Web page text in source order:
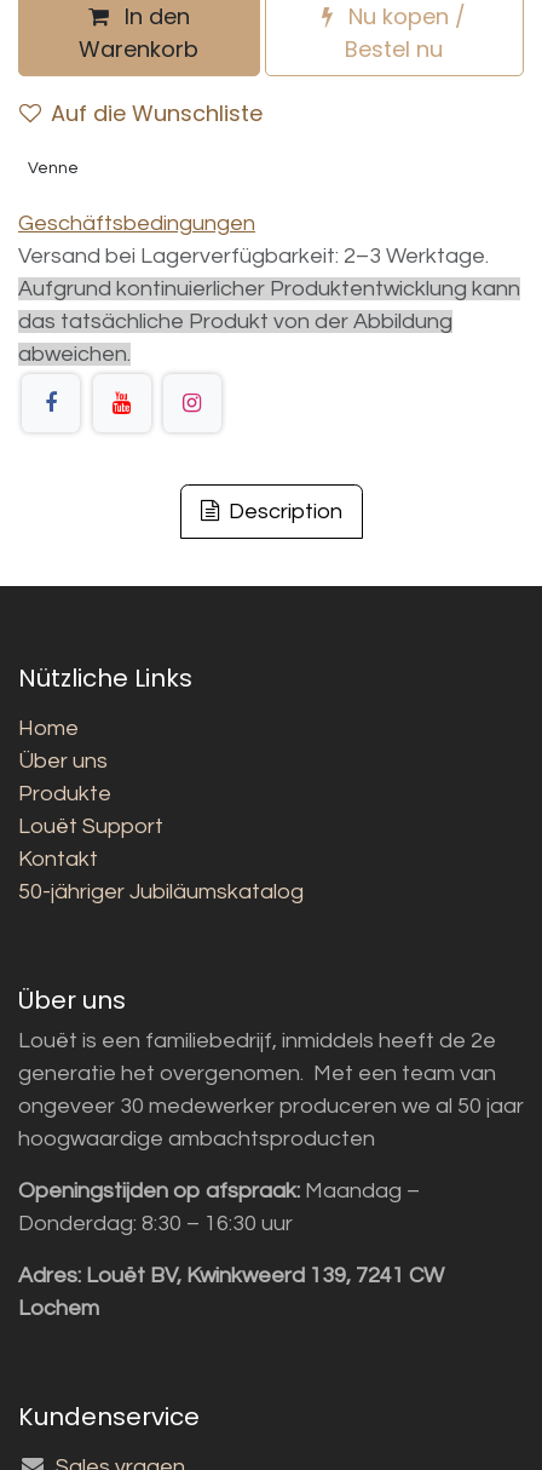
In den
Warenkorb
Nu kopen /
Bestel nu
Auf die Wunschliste
Venne
Geschäftsbedingungen
Versand bei Lagerverfügbarkeit: 2–3 Werktage.
Aufgrund kontinuierlicher Produktentwicklung kann
das tatsächliche Produkt von der Abbildung
abweichen.
Description
Nützliche Links
Home
Über uns
Produkte
Louët Support
Kontakt
50-jähriger Jubiläumskatalog
Über uns
Louët is een familiebedrijf, inmiddels heeft de 2e
generatie het overgenomen. Met een team van
ongeveer 30 medewerker produceren we al 50 jaar
hoogwaardige ambachtsproducten
Openingstijden op afspraak: Maandag –
Donderdag: 8:30 – 16:30 uur
Adres: Louët BV, Kwinkweerd 139, 7241 CW
Lochem
Kundenservice